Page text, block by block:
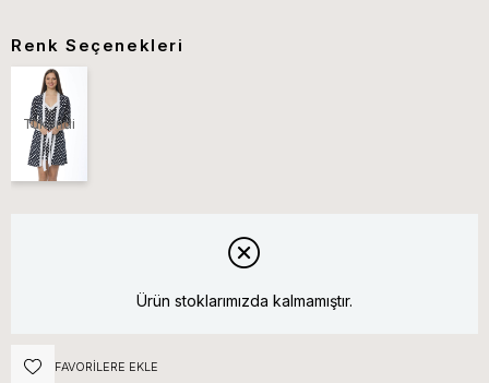
Renk Seçenekleri
Tükendi
Ürün stoklarımızda kalmamıştır.
FAVORILERE EKLE